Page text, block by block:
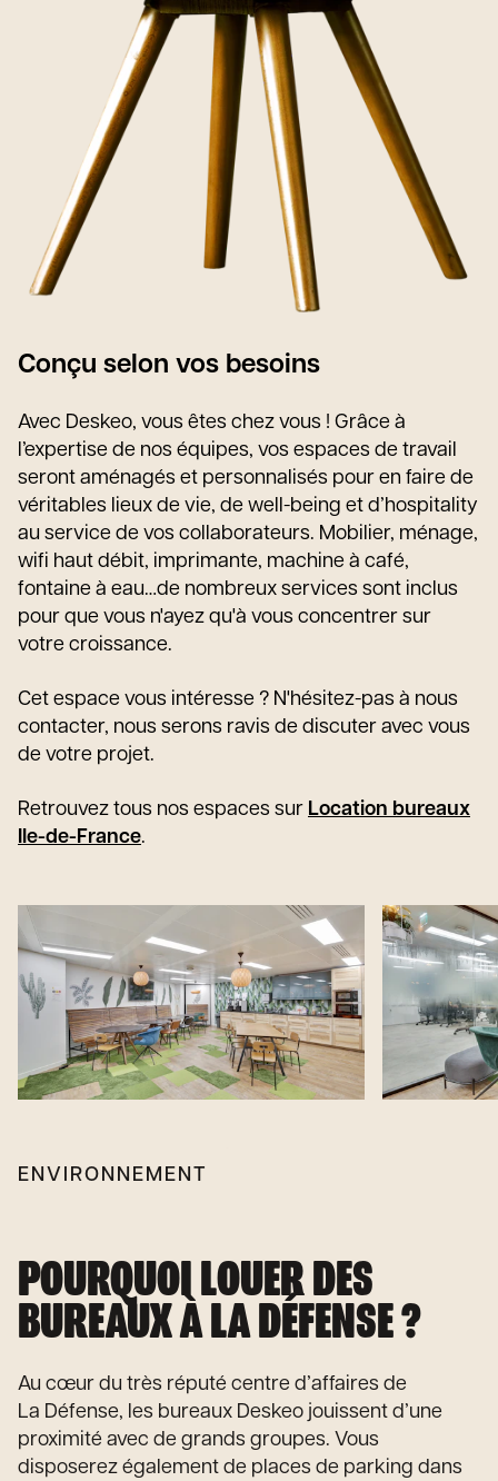
Conçu selon vos besoins
Avec Deskeo, vous êtes chez vous ! Grâce à
l’expertise de nos équipes, vos espaces de travail
seront aménagés et personnalisés pour en faire de
véritables lieux de vie, de well-being et d’hospitality
au service de vos collaborateurs. Mobilier, ménage,
wifi haut débit, imprimante, machine à café,
fontaine à eau…de nombreux services sont inclus
pour que vous n'ayez qu'à vous concentrer sur
votre croissance.
Cet espace vous intéresse ? N'hésitez-pas à nous
contacter, nous serons ravis de discuter avec vous
de votre projet.
Retrouvez tous nos espaces sur Location bureaux
Ile-de-France.
ENVIRONNEMENT
POURQUOI LOUER DES
BUREAUX À LA DÉFENSE ?
Au cœur du très réputé centre d’affaires de
La Défense, les bureaux Deskeo jouissent d’une
proximité avec de grands groupes. Vous
disposerez également de places de parking dans